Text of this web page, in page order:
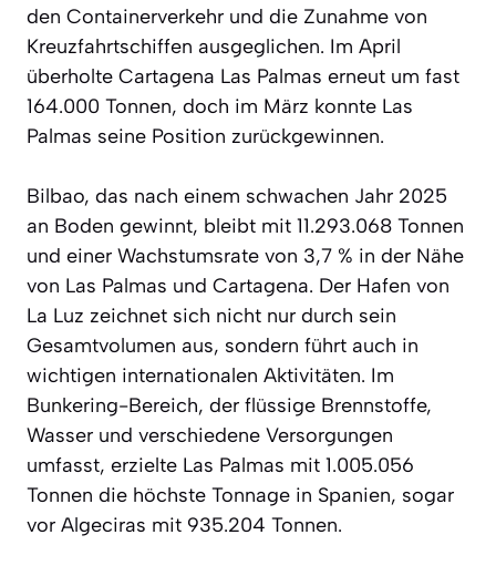
den Containerverkehr und die Zunahme von
Kreuzfahrtschiffen ausgeglichen. Im April
überholte Cartagena Las Palmas erneut um fast
164.000 Tonnen, doch im März konnte Las
Palmas seine Position zurückgewinnen.
Bilbao, das nach einem schwachen Jahr 2025
an Boden gewinnt, bleibt mit 11.293.068 Tonnen
und einer Wachstumsrate von 3,7 % in der Nähe
von Las Palmas und Cartagena. Der Hafen von
La Luz zeichnet sich nicht nur durch sein
Gesamtvolumen aus, sondern führt auch in
wichtigen internationalen Aktivitäten. Im
Bunkering-Bereich, der flüssige Brennstoffe,
Wasser und verschiedene Versorgungen
umfasst, erzielte Las Palmas mit 1.005.056
Tonnen die höchste Tonnage in Spanien, sogar
vor Algeciras mit 935.204 Tonnen.